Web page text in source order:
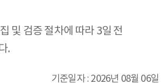
및 검증 절차에 따라 3일 전
.
기준일자 : 2026년 08월 06일